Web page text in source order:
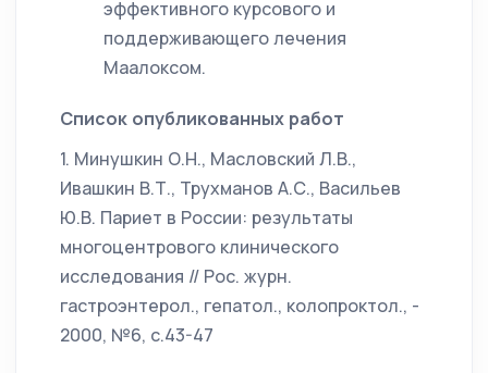
эффективного курсового и
поддерживающего лечения
Маалоксом.
Список опубликованных работ
1. Минушкин О.Н., Масловский Л.В.,
Ивашкин В.Т., Трухманов А.С., Васильев
Ю.В. Париет в России: результаты
многоцентрового клинического
исследования // Рос. журн.
гастроэнтерол., гепатол., колопроктол., -
2000, №6, с.43-47